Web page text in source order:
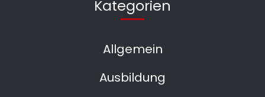
Kategorien
Allgemein
Ausbildung